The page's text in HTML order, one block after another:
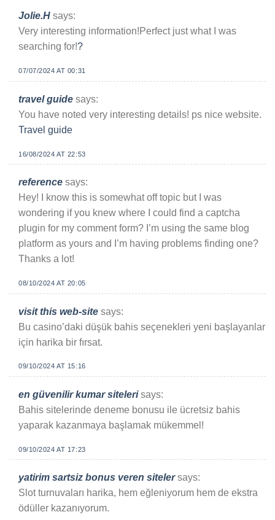
Jolie.H says:
Very interesting information!Perfect just what I was
searching for!?
07/07/2024 AT 00:31
travel guide says:
You have noted very interesting details! ps nice website.
Travel guide
16/08/2024 AT 22:53
reference says:
Hey! I know this is somewhat off topic but I was
wondering if you knew where I could find a captcha
plugin for my comment form? I’m using the same blog
platform as yours and I’m having problems finding one?
Thanks a lot!
08/10/2024 AT 20:05
visit this web-site says:
Bu casino’daki düşük bahis seçenekleri yeni başlayanlar
için harika bir fırsat.
09/10/2024 AT 15:16
en güvenilir kumar siteleri says:
Bahis sitelerinde deneme bonusu ile ücretsiz bahis
yaparak kazanmaya başlamak mükemmel!
09/10/2024 AT 17:23
yatirim sartsiz bonus veren siteler says:
Slot turnuvaları harika, hem eğleniyorum hem de ekstra
ödüller kazanıyorum.